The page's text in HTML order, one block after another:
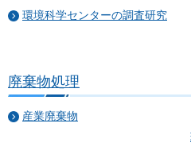
環境科学センターの調査研究
廃棄物処理
産業廃棄物